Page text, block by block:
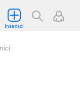
Inserisci